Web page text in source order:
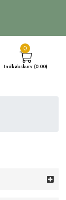
0
Indkøbskurv (0.00)